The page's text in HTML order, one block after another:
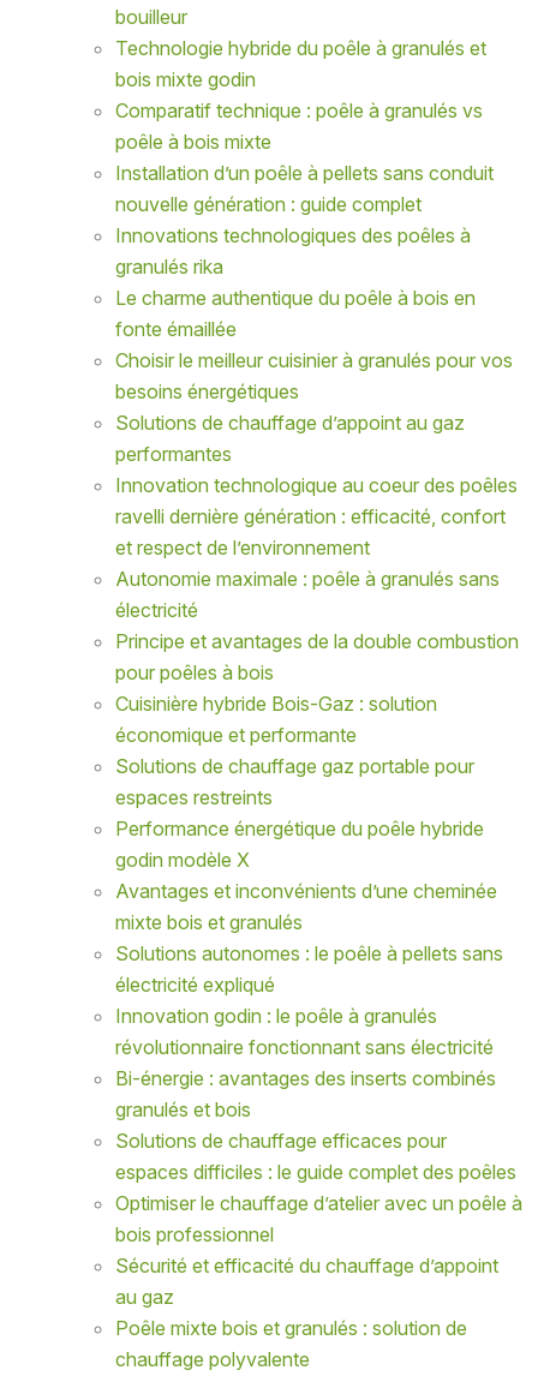
bouilleur
Technologie hybride du poêle à granulés et
bois mixte godin
Comparatif technique : poêle à granulés vs
poêle à bois mixte
Installation d’un poêle à pellets sans conduit
nouvelle génération : guide complet
Innovations technologiques des poêles à
granulés rika
Le charme authentique du poêle à bois en
fonte émaillée
Choisir le meilleur cuisinier à granulés pour vos
besoins énergétiques
Solutions de chauffage d’appoint au gaz
performantes
Innovation technologique au coeur des poêles
ravelli dernière génération : efficacité, confort
et respect de l’environnement
Autonomie maximale : poêle à granulés sans
électricité
Principe et avantages de la double combustion
pour poêles à bois
Cuisinière hybride Bois-Gaz : solution
économique et performante
Solutions de chauffage gaz portable pour
espaces restreints
Performance énergétique du poêle hybride
godin modèle X
Avantages et inconvénients d’une cheminée
mixte bois et granulés
Solutions autonomes : le poêle à pellets sans
électricité expliqué
Innovation godin : le poêle à granulés
révolutionnaire fonctionnant sans électricité
Bi-énergie : avantages des inserts combinés
granulés et bois
Solutions de chauffage efficaces pour
espaces difficiles : le guide complet des poêles
Optimiser le chauffage d’atelier avec un poêle à
bois professionnel
Sécurité et efficacité du chauffage d’appoint
au gaz
Poêle mixte bois et granulés : solution de
chauffage polyvalente